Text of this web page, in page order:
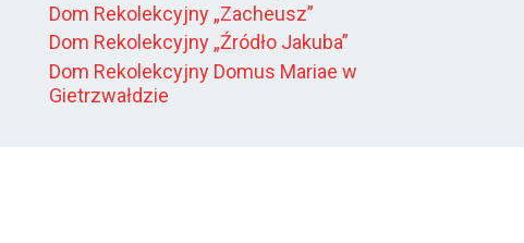
Dom Rekolekcyjny „Zacheusz”
Dom Rekolekcyjny „Źródło Jakuba”
Dom Rekolekcyjny Domus Mariae w
Gietrzwałdzie